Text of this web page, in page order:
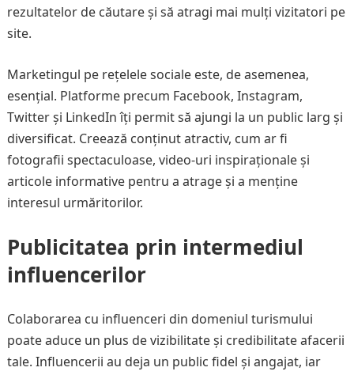
rezultatelor de căutare și să atragi mai mulți vizitatori pe
site.
Marketingul pe rețelele sociale este, de asemenea,
esențial. Platforme precum Facebook, Instagram,
Twitter și LinkedIn îți permit să ajungi la un public larg și
diversificat. Creează conținut atractiv, cum ar fi
fotografii spectaculoase, video-uri inspiraționale și
articole informative pentru a atrage și a menține
interesul urmăritorilor.
Publicitatea prin intermediul
influencerilor
Colaborarea cu influenceri din domeniul turismului
poate aduce un plus de vizibilitate și credibilitate afacerii
tale. Influencerii au deja un public fidel și angajat, iar